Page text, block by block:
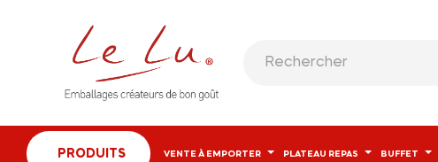
PRODUITS VENTE À EMPORTER PLATEAU REPAS BUFFET